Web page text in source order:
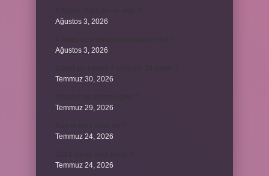
Ağustos 3, 2026
Ağustos 3, 2026
Temmuz 30, 2026
Temmuz 29, 2026
Temmuz 24, 2026
Temmuz 24, 2026